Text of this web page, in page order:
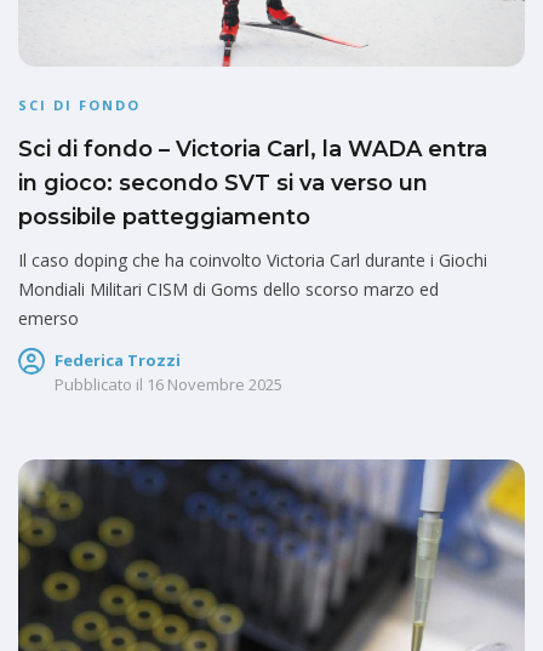
SCI DI FONDO
Sci di fondo – Victoria Carl, la WADA entra
in gioco: secondo SVT si va verso un
possibile patteggiamento
Il caso doping che ha coinvolto Victoria Carl durante i Giochi
Mondiali Militari CISM di Goms dello scorso marzo ed
emerso
Federica Trozzi
Pubblicato il 16 Novembre 2025